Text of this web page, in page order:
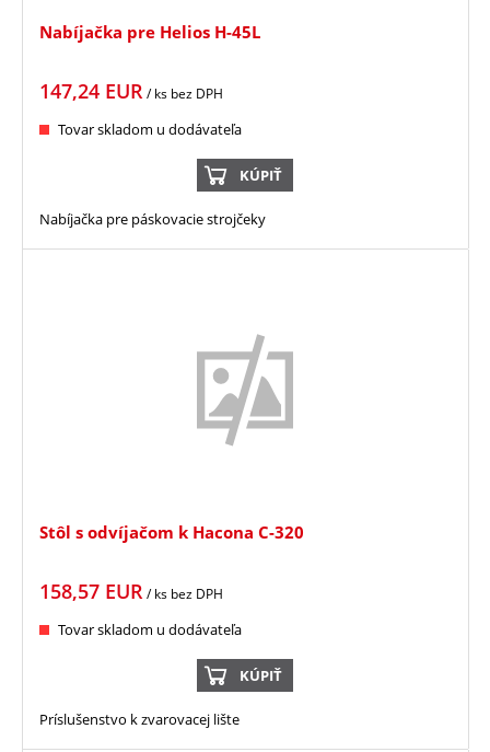
Nabíjačka pre Helios H-45L
147,24 EUR / ks bez DPH
Tovar skladom u dodávateľa
KÚPIŤ
Nabíjačka pre páskovacie strojčeky
Stôl s odvíjačom k Hacona C-320
158,57 EUR/ ks bez DPH
Tovar skladom u dodávateľa
KÚPIŤ
Príslušenstvo k zvarovacej lište